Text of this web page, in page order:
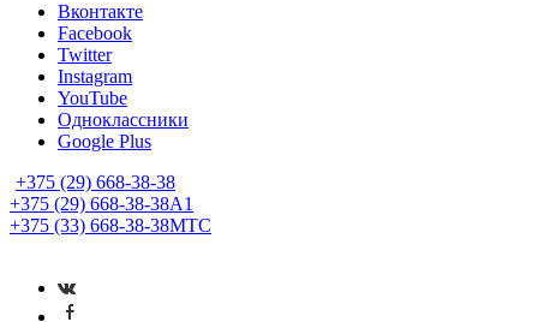
Вконтакте
Facebook
Twitter
Instagram
YouTube
Одноклассники
Google Plus
+375 (29) 668-38-38
+375 (29) 668-38-38A1
+375 (33) 668-38-38МТС